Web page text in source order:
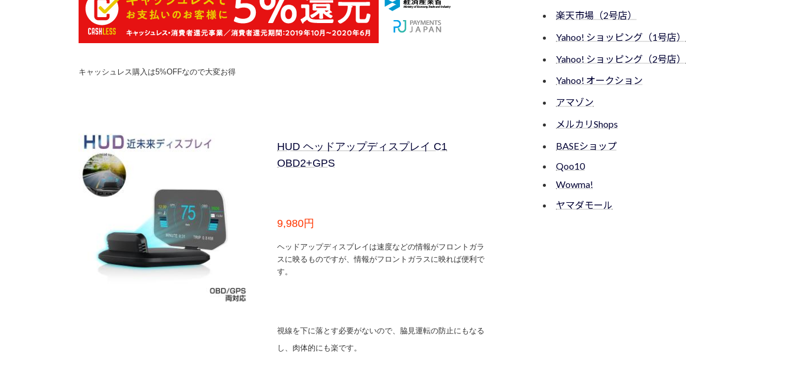
キャッシュレス購入は5%OFFなので大変お得
HUD ヘッドアップディスプレイ C1
OBD2+GPS
9,980円
ヘッドアップディスプレイは速度などの情報がフロントガラ
スに映るものですが、情報がフロントガラスに映れば便利で
す。
視線を下に落とす必要がないので、脇見運転の防止にもなる
し、肉体的にも楽です。
楽天市場（2号店）
Yahoo! ショッピング（1号店）
Yahoo! ショッピング（2号店）
Yahoo! オークション
アマゾン
メルカリShops
BASEショップ
Qoo10
Wowma!
ヤマダモール